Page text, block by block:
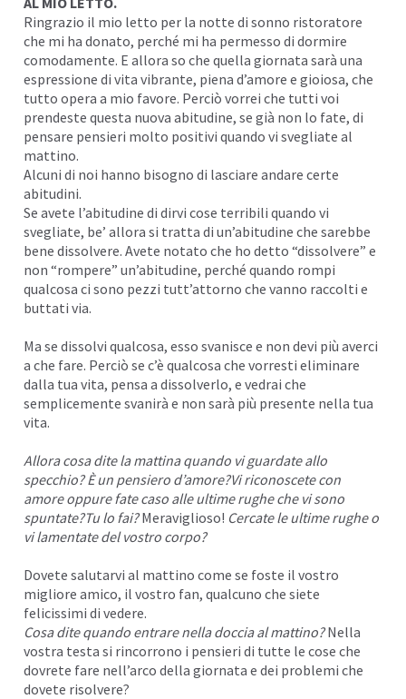
Ringrazio il mio letto per la notte di sonno ristoratore
che mi ha donato, perché mi ha permesso di dormire
comodamente. E allora so che quella giornata sarà una
espressione di vita vibrante, piena d’amore e gioiosa, che
tutto opera a mio favore. Perciò vorrei che tutti voi
prendeste questa nuova abitudine, se già non lo fate, di
pensare pensieri molto positivi quando vi svegliate al
mattino.
Alcuni di noi hanno bisogno di lasciare andare certe
abitudini.
Se avete l’abitudine di dirvi cose terribili quando vi
svegliate, be’ allora si tratta di un’abitudine che sarebbe
bene dissolvere. Avete notato che ho detto “dissolvere” e
non “rompere” un’abitudine, perché quando rompi
qualcosa ci sono pezzi tutt’attorno che vanno raccolti e
buttati via.
Ma se dissolvi qualcosa, esso svanisce e non devi più averci
a che fare. Perciò se c’è qualcosa che vorresti eliminare
dalla tua vita, pensa a dissolverlo, e vedrai che
semplicemente svanirà e non sarà più presente nella tua
vita.
Allora cosa dite la mattina quando vi guardate allo
specchio? È un pensiero d’amore?Vi riconoscete con
amore oppure fate caso alle ultime rughe che vi sono
spuntate?Tu lo fai?Meraviglioso! Cercate le ultime rughe o
vi lamentate del vostro corpo?
Dovete salutarvi al mattino come se foste il vostro
migliore amico, il vostro fan, qualcuno che siete
felicissimi di vedere.
Cosa dite quando entrare nella doccia al mattino?Nella
vostra testa si rincorrono i pensieri di tutte le cose che
dovrete fare nell’arco della giornata e dei problemi che
dovete risolvere?